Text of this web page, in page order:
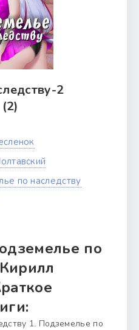
2
по наследству
по
1. Подземелье по